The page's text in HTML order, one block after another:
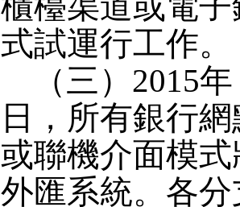
式試運行工作。
（三） 2015
日
，所有銀行
或聯機介面模
外匯系統。各